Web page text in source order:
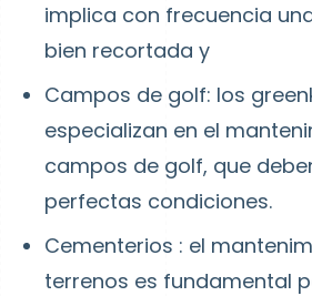
implica con frecuencia
bien recortada y
Campos de golf: los
especializan en el
campos de golf, que
perfectas condiciones.
Cementerios : el
terrenos es fundamental